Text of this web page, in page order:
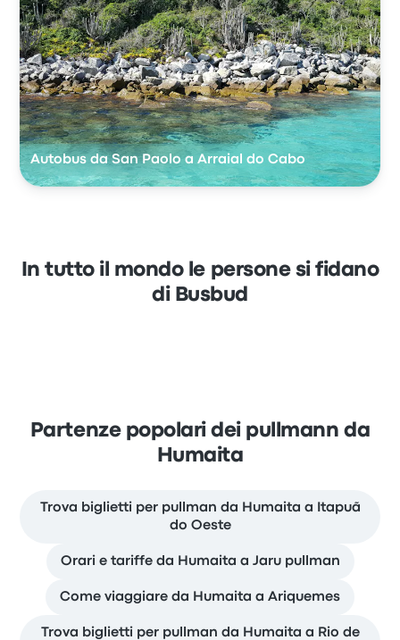
Autobus da San Paolo a Arraial do Cabo
In tutto il mondo le persone si fidano
di Busbud
Partenze popolari dei pullmann da
Humaita
Trova biglietti per pullman da Humaita a Itapuã
do Oeste
Orari e tariffe da Humaita a Jaru pullman
Come viaggiare da Humaita a Ariquemes
Trova biglietti per pullman da Humaita a Rio de